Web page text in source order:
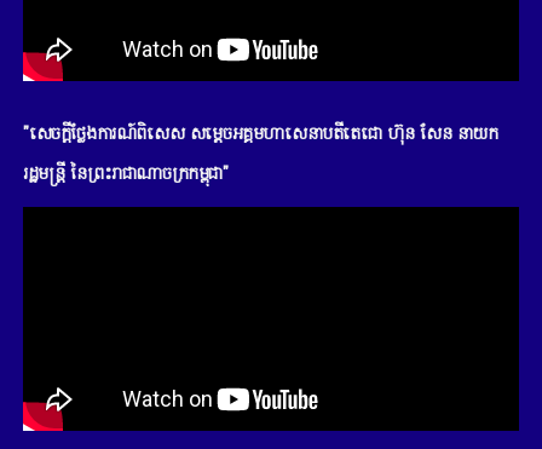
"សេចក្តីថ្លែងការណ៍ពិសេស សម្តេចអគ្គមហាសេនាបតីតេជោ ហ៊ុន សែន នាយក
រដ្ឋមន្រ្តី នៃព្រះរាជាណាចក្រកម្ពុជា"